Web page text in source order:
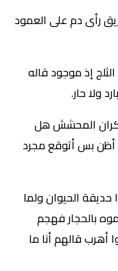
رأى دم على العمود
إذ موجود قاله
ولا حار.
المحشش هل
أظن بس أتوقع مجرد
الحيوان ولما
بالحجار فهجم
أهرب قالهم أنا ما